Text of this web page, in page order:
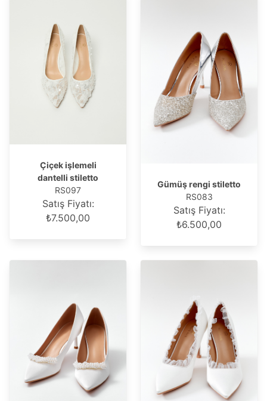
Çiçek işlemeli
dantelli stiletto
RS097
Satış Fiyatı:
₺7.500,00
Gümüş rengi stiletto
RS083
Satış Fiyatı:
₺6.500,00